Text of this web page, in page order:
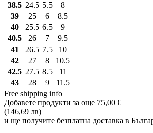
38.5 24.5 5.5
8
39
25 6
8.5
40
25.5 6.5
9
40.5
26 7
9.5
41
26.5 7.5
10
42
27 8
10.5
42.5 27.5 8.5
11
43
28 9
11.5
Free shipping info
Добавете продукти за още 75,00 €
(146,69 лв)
и ще получите безплатна доставка в